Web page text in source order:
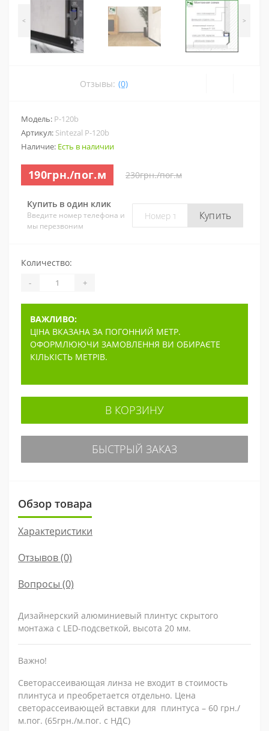
< >
Отзывы: (0)
Модель: P-120b
Артикул: Sintezal P-120b
Наличие: Есть в наличии
190грн./пог.м 230грн./пог.м
Купить в один клик
Введите номер телефона и
мы перезвоним
Купить
Количество:
- +
ВАЖЛИВО:
ЦІНА ВКАЗАНА ЗА ПОГОННИЙ МЕТР.
ОФОРМЛЮЮЧИ ЗАМОВЛЕННЯ ВИ ОБИРАЄТЕ
КІЛЬКІСТЬ МЕТРІВ.
В КОРЗИНУ
БЫСТРЫЙ ЗАКАЗ
Обзор товара
Характеристики
Отзывов (0)
Вопросы (0)
Дизайнерский алюминиевый плинтус скрытого
монтажа с LED-подсветкой, высота 20 мм.
Важно!
Светорассеивающая линза не входит в стоимость
плинтуса и преобретается отдельно. Цена
светорассеивающей вставки для плинтуса – 60 грн./
м.пог. (65грн./м.пог. с НДС)